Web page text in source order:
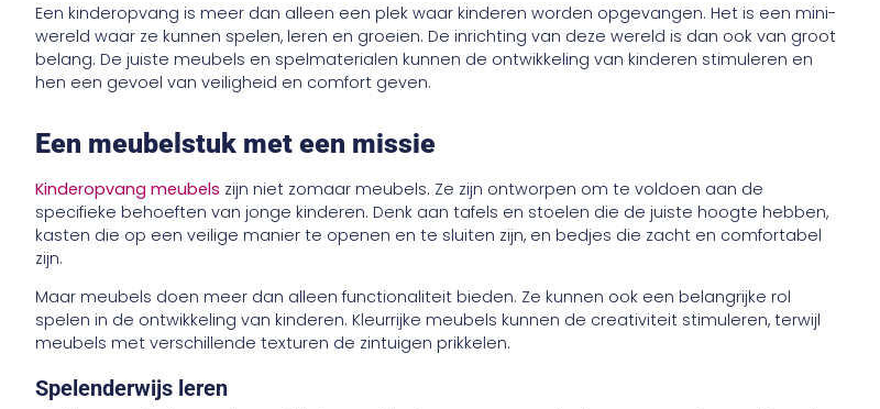
Een kinderopvang is meer dan alleen een plek waar kinderen worden opgevangen. Het is een mini-
wereld waar ze kunnen spelen, leren en groeien. De inrichting van deze wereld is dan ook van groot
belang. De juiste meubels en spelmaterialen kunnen de ontwikkeling van kinderen stimuleren en
hen een gevoel van veiligheid en comfort geven.
Een meubelstuk met een missie
Kinderopvang meubels zijn niet zomaar meubels. Ze zijn ontworpen om te voldoen aan de
specifieke behoeften van jonge kinderen. Denk aan tafels en stoelen die de juiste hoogte hebben,
kasten die op een veilige manier te openen en te sluiten zijn, en bedjes die zacht en comfortabel
zijn.
Maar meubels doen meer dan alleen functionaliteit bieden. Ze kunnen ook een belangrijke rol
spelen in de ontwikkeling van kinderen. Kleurrijke meubels kunnen de creativiteit stimuleren, terwijl
meubels met verschillende texturen de zintuigen prikkelen.
Spelenderwijs leren